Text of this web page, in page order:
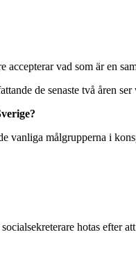
accepterar vad som är en
de senaste två åren
vanliga målgrupperna i
hotas efter